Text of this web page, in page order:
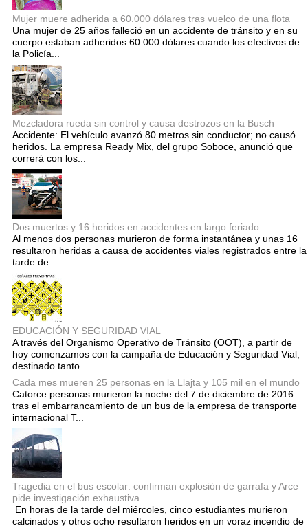
Mujer muere adherida a 60.000 dólares tras vuelco de una flota
Una mujer de 25 años falleció en un accidente de tránsito y en su
cuerpo estaban adheridos 60.000 dólares cuando los efectivos de
la Policía...
Mezcladora rueda sin control y causa destrozos en la Busch
Accidente: El vehículo avanzó 80 metros sin conductor; no causó
heridos. La empresa Ready Mix, del grupo Soboce, anunció que
correrá con los...
Dos muertos y 16 heridos en accidentes en largo feriado
Al menos dos personas murieron de forma instantánea y unas 16
resultaron heridas a causa de accidentes viales registrados entre la
tarde de...
EDUCACIÓN Y SEGURIDAD VIAL
A través del Organismo Operativo de Tránsito (OOT), a partir de
hoy comenzamos con la campaña de Educación y Seguridad Vial,
destinado tanto...
Cada mes mueren 25 personas en la Llajta y 105 mil en el mundo
Catorce personas murieron la noche del 7 de diciembre de 2016
tras el embarrancamiento de un bus de la empresa de transporte
internacional T...
Tragedia en el bus escolar: confirman explosión de garrafa y Arce
pide investigación exhaustiva
En horas de la tarde del miércoles, cinco estudiantes murieron
calcinados y otros ocho resultaron heridos en un voraz incendio de